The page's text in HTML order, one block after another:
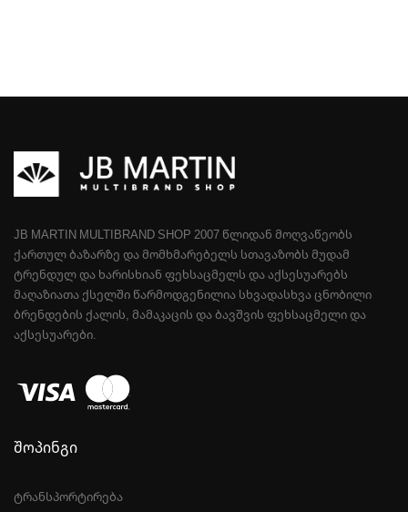
JB MARTIN MULTIBRAND SHOP 2007 ᲬᲚᲘᲓᲐᲜ ᲛᲝᲦᲕᲐᲬᲔᲝᲑᲡ
ᲥᲐᲠᲗᲣᲚ ᲑᲐᲖᲐᲠᲖᲔ ᲓᲐ ᲛᲝᲛᲮᲛᲐᲠᲔᲑᲔᲚᲡ ᲡᲗᲐᲕᲐᲖᲝᲑᲡ ᲛᲣᲓᲐᲛ
ᲢᲠᲔᲜᲓᲣᲚ ᲓᲐ ᲮᲐᲠᲘᲡᲮᲘᲐᲜ ᲤᲔᲮᲡᲐᲪᲛᲔᲚᲡ ᲓᲐ ᲐᲥᲡᲔᲡᲣᲐᲠᲔᲑᲡ
ᲛᲐᲦᲐᲖᲘᲐᲗᲐ ᲥᲡᲔᲚᲨᲘ ᲬᲐᲠᲛᲝᲓᲒᲔᲜᲘᲚᲘᲐ ᲡᲮᲕᲐᲓᲐᲡᲮᲕᲐ ᲪᲜᲝᲑᲘᲚᲘ
ᲑᲠᲔᲜᲓᲔᲑᲘᲡ ᲥᲐᲚᲘᲡ, ᲛᲐᲛᲐᲙᲐᲪᲘᲡ ᲓᲐ ᲑᲐᲕᲨᲕᲘᲡ ᲤᲔᲮᲡᲐᲪᲛᲔᲚᲘ ᲓᲐ
ᲐᲥᲡᲔᲡᲣᲐᲠᲔᲑᲘ.
შოპინგი
ტრანსპორტირება